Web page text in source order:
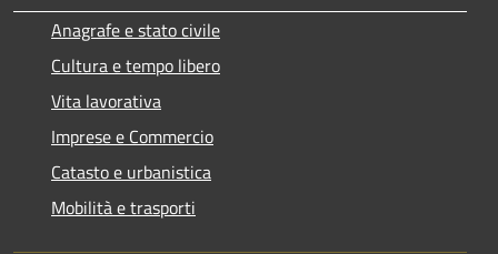
Anagrafe e stato civile
Cultura e tempo libero
Vita lavorativa
Imprese e Commercio
Catasto e urbanistica
Mobilità e trasporti